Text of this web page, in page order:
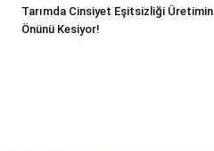
Tarımda Cinsiyet Eşitsizliği Üretimin
Önünü Kesiyor!